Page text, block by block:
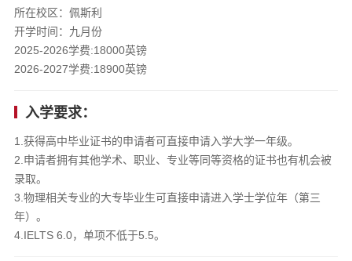
所在校区：佩斯利
开学时间：九月份
2025-2026学费:18000英镑
2026-2027学费:18900英镑
入学要求：
1.获得高中毕业证书的申请者可直接申请入学大学一年级。
2.申请者拥有其他学术、职业、专业等同等资格的证书也有机会被
录取。
3.物理相关专业的大专毕业生可直接申请进入学士学位年（第三
年）。
4.IELTS 6.0，单项不低于5.5。